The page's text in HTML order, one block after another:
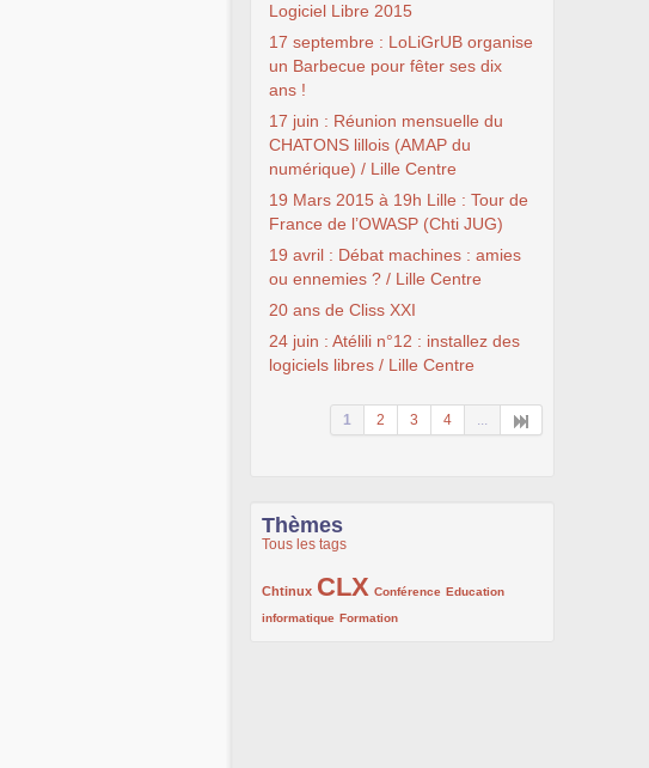
Logiciel Libre 2015
17 septembre : LoLiGrUB organise
un Barbecue pour fêter ses dix
ans !
17 juin : Réunion mensuelle du
CHATONS lillois (AMAP du
numérique) / Lille Centre
19 Mars 2015 à 19h Lille : Tour de
France de l’OWASP (Chti JUG)
19 avril : Débat machines : amies
ou ennemies ? / Lille Centre
20 ans de Cliss XXI
24 juin : Atélili n°12 : installez des
logiciels libres / Lille Centre
1 2 3 4 ...
Thèmes
Tous les tags
Chtinux
222/1002CLX
1002/1002 Conférence
132/1002
Education
informatique
119/1002 Formation
168/1002